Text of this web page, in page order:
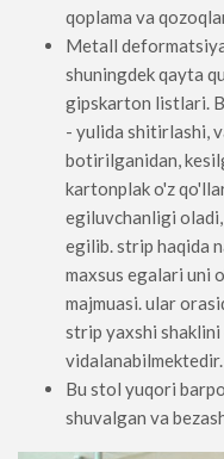
qoplama va
Metall
shuningdek qayta
gipskarton listlari.
- yulida shitirlashi,
botirilganidan,
kartonplak o'z
egiluvchanligi
egilib. strip haqida
maxsus egalari uni
majmuasi. ular
strip yaxshi
vidalanabilmektedir.
Bu stol yuqori
shuvalgan va